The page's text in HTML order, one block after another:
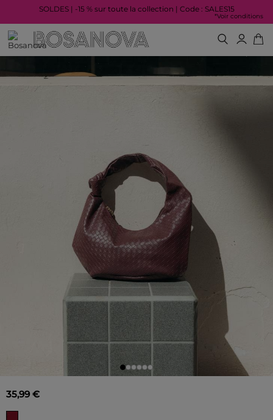
SOLDES | -15 % sur toute la collection | Code : SALES15
*Voir conditions
35,99 €